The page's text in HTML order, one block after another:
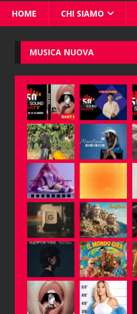
HOME CHI SIAMO
MUSICA NUOVA